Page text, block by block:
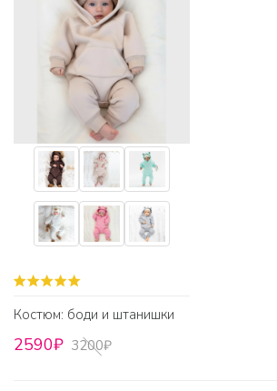
Костюм: боди и штанишки
2590₽ 3200₽